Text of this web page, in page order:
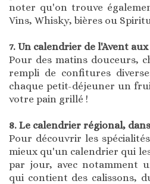
noter qu'on trouve
Vins, Whisky, bières ou
7. Un calendrier de l'Avent
Pour des matins douceurs,
rempli de confitures
chaque petit-déjeuner un
votre pain grillé !
8. Le calendrier régional,
Pour découvrir les
mieux qu'un calendrier qui
par jour, avec notamment
qui contient des calissons,